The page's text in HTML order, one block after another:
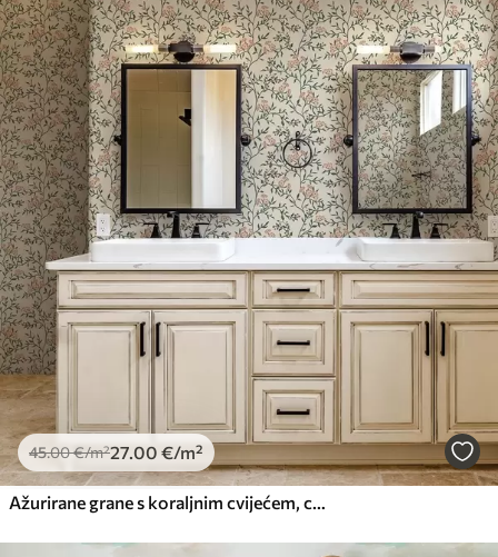
45.00€/m²27.00 €/m²
Ažurirane grane s koraljnim cvijećem, cvjetni uzorak